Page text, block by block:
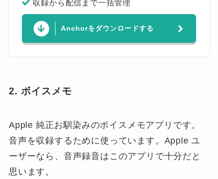
収録から配信まで一括管理
Anchorをダウンロードする
2. ボイスメモ
Apple 純正お馴染みのボイスメモアプリです。
音声を収録するために使っています。Apple ユ
ーザーなら、音声録音はこのアプリで十分だと
思います。